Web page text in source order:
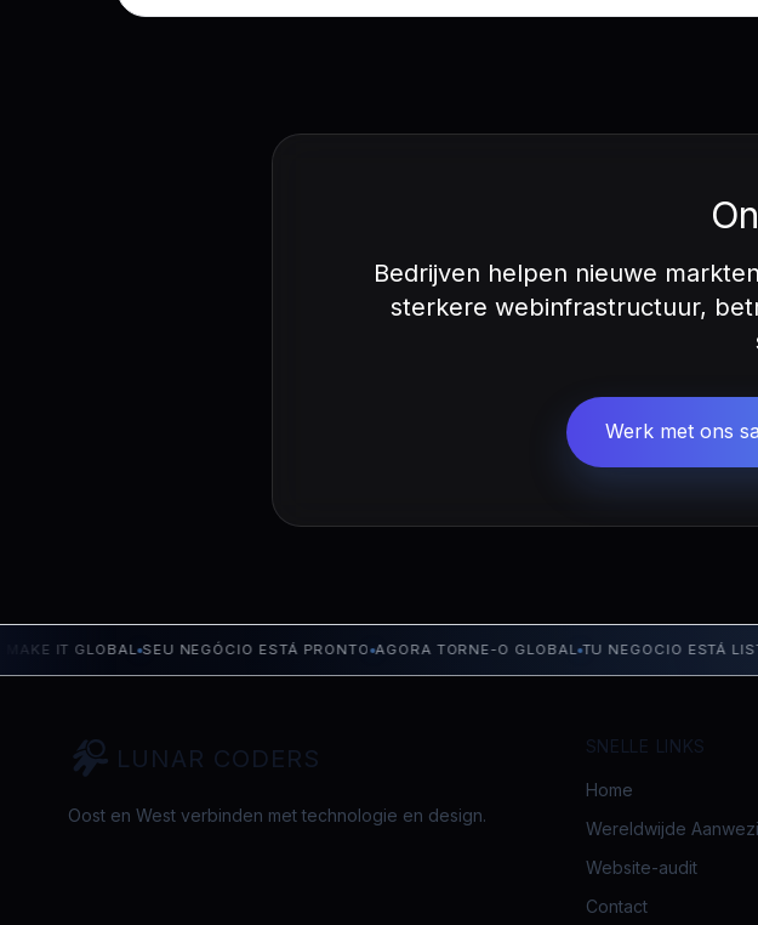
Bedrijven helpen nieuwe
sterkere webinfrastructuur,
Werk met ons
IT GLOBAL SEU NEGÓCIO ESTÁ PRONTO AGORA TORNE-O GLOBAL TU NEGOCIO ESTÁ LISTO
LUNAR CODERS
Oost en West verbinden met technologie en design.
SNELLE LINKS
Home
Wereldwijde
Website-audit
Contact